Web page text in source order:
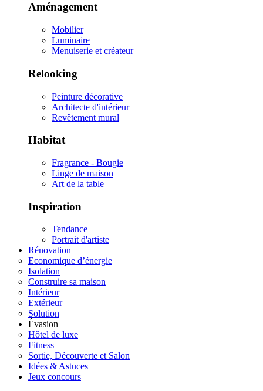
Aménagement
Mobilier
Luminaire
Menuiserie et créateur
Relooking
Peinture décorative
Architecte d'intérieur
Revêtement mural
Habitat
Fragrance - Bougie
Linge de maison
Art de la table
Inspiration
Tendance
Portrait d'artiste
Rénovation
Economique d’énergie
Isolation
Construire sa maison
Intérieur
Extérieur
Solution
Évasion
Hôtel de luxe
Fitness
Sortie, Découverte et Salon
Idées & Astuces
Jeux concours